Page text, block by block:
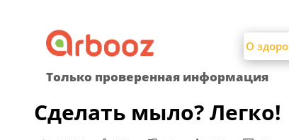
content
О
Только проверенная информация
Сделать мыло? Легко!